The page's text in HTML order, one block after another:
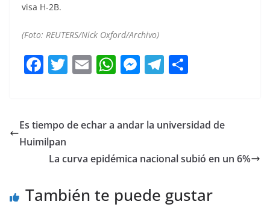
visa H-2B.
(Foto: REUTERS/Nick Oxford/Archivo)
F
e
b
o
k
T
er
E
l
W
s
p
M
e
g
T
gr
m
p
tir
Es tiempo de echar a andar la universidad de
Huimilpan
La curva epidémica nacional subió en un 6%
También te puede gustar